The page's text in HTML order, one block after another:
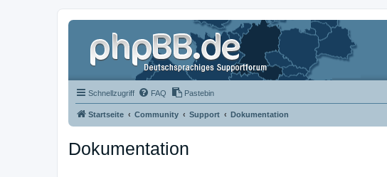
Schnellzugriff FAQ Pastebin
Startseite Community Support Dokumentation
Dokumentation